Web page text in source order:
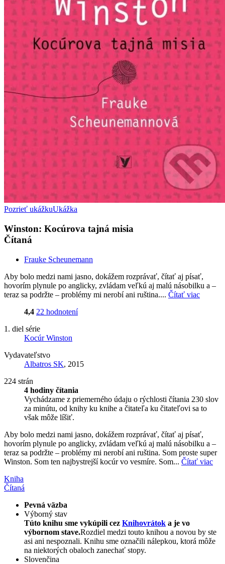
Pozrieť ukážkuUkážka
Winston: Kocúrova tajná misia
Čítaná
Frauke Scheunemann
Aby bolo medzi nami jasno, dokážem rozprávať, čítať aj písať,
hovorím plynule po anglicky, zvládam veľkú aj malú násobilku a –
teraz sa podržte – problémy mi nerobí ani ruština.... Čítať viac
4,4 22 hodnotení
1. diel série
Kocúr Winston
Vydavateľstvo
Albatros SK, 2015
224 strán
4 hodiny čítania
Vychádzame z priemerného údaju o rýchlosti čítania 230 slov
za minútu, od knihy ku knihe a čitateľa ku čitateľovi sa to
však môže líšiť.
Aby bolo medzi nami jasno, dokážem rozprávať, čítať aj písať,
hovorím plynule po anglicky, zvládam veľkú aj malú násobilku a –
teraz sa podržte – problémy mi nerobí ani ruština. Som proste super
Winston. Som ten najbystrejší kocúr vo vesmíre. Som... Čítať viac
Kniha
Čítaná
Pevná väzba
Výborný stav
Túto knihu sme vykúpili cez Knihovrátok a je vo
výbornom stave.Rozdiel medzi touto knihou a novou by ste
asi ani nespoznali. Knihu sme označili nálepkou, ktorá môže
na niektorých obaloch zanechať stopy.
Slovenčina